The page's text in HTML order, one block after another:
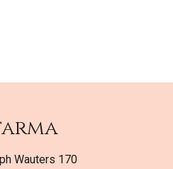
Wauters 170